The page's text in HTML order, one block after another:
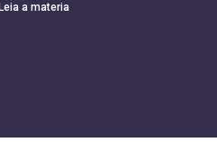
Leia a materia